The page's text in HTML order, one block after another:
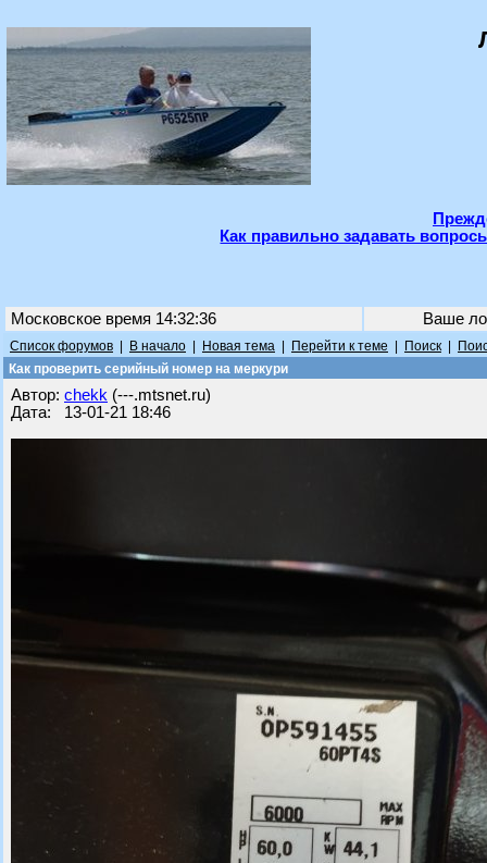
Как правильно задавать
Московское время 14:32:36 Ваше
Список форумов В начало Новая тема Перейти к теме Поиск
Как проверить серийный номер на меркури
Автор: chekk (---.mtsnet.ru)
Дата: 13-01-21 18:46